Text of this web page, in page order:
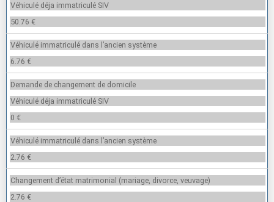
Véhiculé déja immatriculé SIV
50.76 €
Véhiculé immatriculé dans l’ancien système
6.76 €
Demande de changement de domicile
Véhiculé déja immatriculé SIV
0 €
Véhiculé immatriculé dans l’ancien système
2.76 €
Changement d’état matrimonial (mariage, divorce, veuvage)
2.76 €